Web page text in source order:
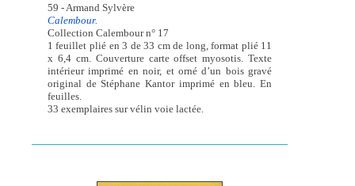
59 - Armand Sylvère
Calembour.
Collection Calembour n° 17
1 feuillet plié en 3 de 33 cm de long, format plié 11
x 6,4 cm. Couverture carte offset myosotis. Texte
intérieur imprimé en noir, et orné d’un bois gravé
original de Stéphane Kantor imprimé en bleu. En
feuilles.
33 exemplaires sur vélin voie lactée.